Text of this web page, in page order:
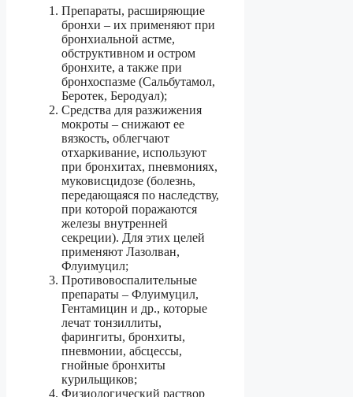
Препараты, расширяющие
бронхи – их применяют при
бронхиальной астме,
обструктивном и остром
бронхите, а также при
бронхоспазме (Сальбутамол,
Беротек, Беродуал);
Средства для разжижения
мокроты – снижают ее
вязкость, облегчают
отхаркивание, используют
при бронхитах, пневмониях,
муковисцидозе (болезнь,
передающаяся по наследству,
при которой поражаются
железы внутренней
секреции). Для этих целей
применяют Лазолван,
Флуимуцил;
Противовоспалительные
препараты – Флуимуцил,
Гентамицин и др., которые
лечат тонзиллиты,
фарингиты, бронхиты,
пневмонии, абсцессы,
гнойные бронхиты
курильщиков;
Физиологический раствор